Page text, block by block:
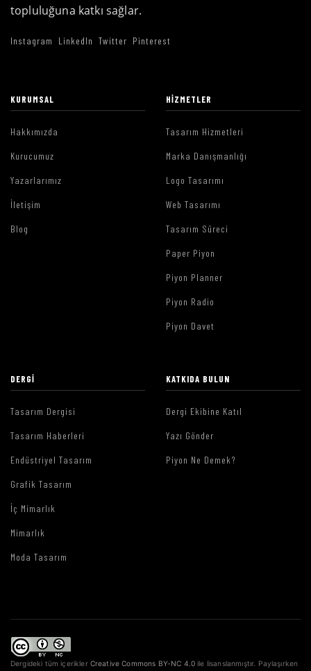
topluluğuna katkı sağlar.
Instagram LinkedIn Twitter Pinterest
KURUMSAL
Hakkımızda
Kurucumuz
Yazarlarımız
İletişim
Blog
HIZMETLER
Tasarım Hizmetleri
Marka Danışmanlığı
Logo Tasarımı
Web Tasarımı
Tasarım Süreci
Paper Piyon
Piyon Planner
Piyon Radio
Piyon Davet
DERGI
Tasarım Dergisi
Tasarım Haberleri
Endüstriyel Tasarım
Grafik Tasarım
İç Mimarlık
Mimarlık
Moda Tasarım
KATKIDA BULUN
Dergi Ekibine Katıl
Yazı Gönder
Piyon Ne Demek?
Dergideki tüm içerikler Creative Commons BY-NC 4.0 ile lisanslanmıştır. Paylaşırken